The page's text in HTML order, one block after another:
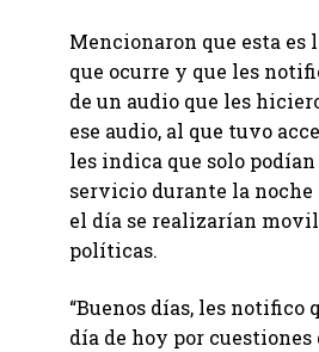
Mencionaron que esta es
que ocurre y que les
de un audio que les
ese audio, al que tuvo
les indica que solo
servicio durante la noche
el día se realizarían
políticas.
“Buenos días, les notifico
día de hoy por cuestiones